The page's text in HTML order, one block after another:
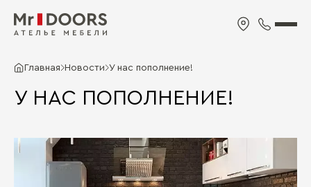
Главная Новости У нас пополнение!
У НАС ПОПОЛНЕНИЕ!